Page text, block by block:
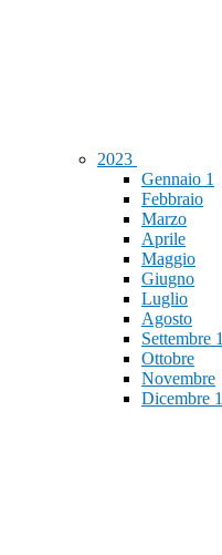
2023
Gennaio 1
Febbraio
Marzo
Aprile
Maggio
Giugno
Luglio
Agosto
Settembre 1
Ottobre
Novembre
Dicembre 1